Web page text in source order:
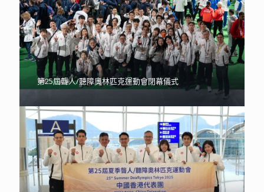
第25屆聾人/聽障奧林匹克運動會閉幕儀式